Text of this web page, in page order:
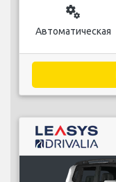
miscellaneous_services
Автоматическая